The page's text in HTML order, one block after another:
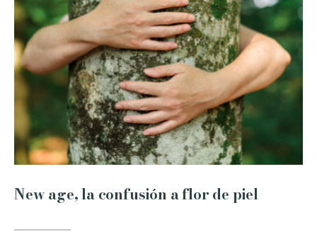
New age, la confusión a flor de piel